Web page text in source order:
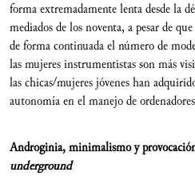
forma extremadamente lenta desde la
mediados de los noventa, a pesar de
de forma continuada el número de
las mujeres instrumentistas son más
las chicas/mujeres jóvenes han
autonomía en el manejo de
Androginia, minimalismo y
underground